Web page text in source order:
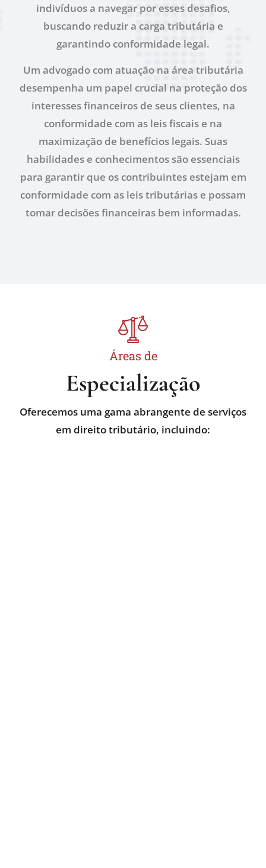
indivíduos a navegar por esses desafios,
buscando reduzir a carga tributária e
garantindo conformidade legal.
Um advogado com atuação na área tributária
desempenha um papel crucial na proteção dos
interesses financeiros de seus clientes, na
conformidade com as leis fiscais e na
maximização de benefícios legais. Suas
habilidades e conhecimentos são essenciais
para garantir que os contribuintes estejam em
conformidade com as leis tributárias e possam
tomar decisões financeiras bem informadas.
Áreas de
Especialização
Oferecemos uma gama abrangente de serviços
em direito tributário, incluindo: